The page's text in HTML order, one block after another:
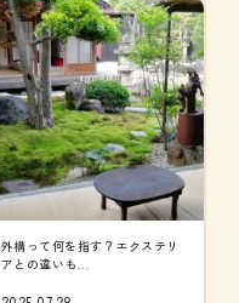
外構って何を指す？エクステリ
アとの違いも...